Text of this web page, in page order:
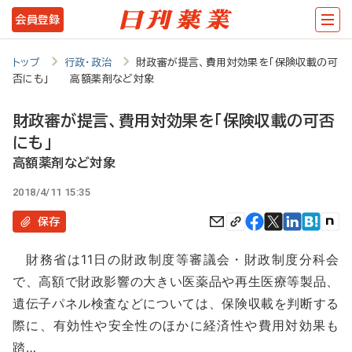
メ
イ
ツ
に
会員登録
トップ 行政・政治
財政審が提言、費用対効果を「保険収載の可
否にも」 高額薬剤など対象
財政審が提言、費用対効果を「保険収載の可否
にも」
高額薬剤など対象
2018/4/11 15:35
保存
財務省は11日の財政制度等審議会・財政制度分科会
で、高額で財政影響の大きい医薬品や再生医療等製品、
遺伝子パネル検査などについては、保険収載を判断する
際に、有効性や安全性のほかに経済性や費用対効果も
踏…